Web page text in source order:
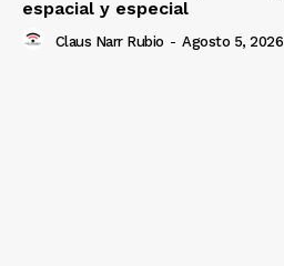
espacial y especial
Claus Narr Rubio - Agosto 5, 2026